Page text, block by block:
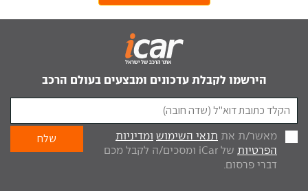
הירשמו לקבלת עדכונים ומבצעים בעולם הרכב
מאשר/ת את תנאי השימוש ומדיניות
הפרטיות
של iCar ומסכים/ה לקבל מכם
דברי פרסום.